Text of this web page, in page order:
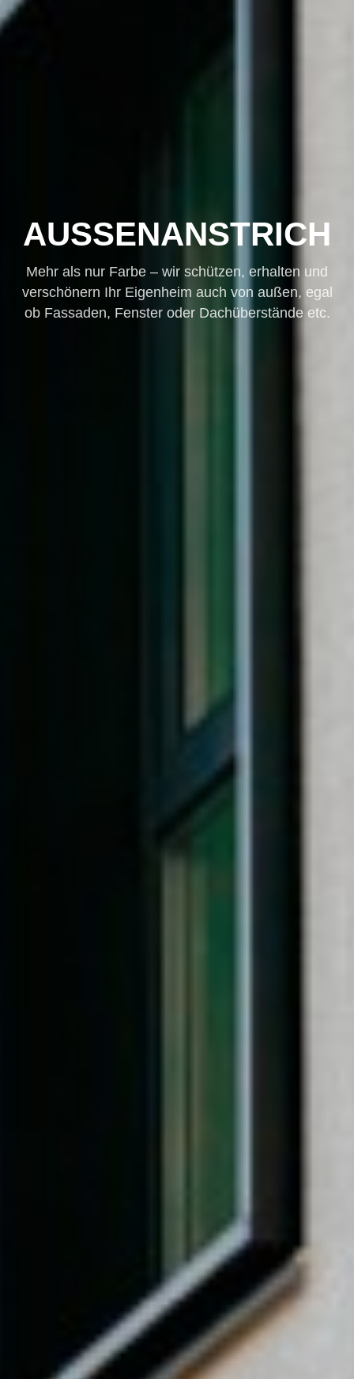
AUSSENANSTRICH
Mehr als nur Farbe – wir schützen, erhalten und
verschönern Ihr Eigenheim auch von außen, egal
ob Fassaden, Fenster oder Dachüberstände etc.